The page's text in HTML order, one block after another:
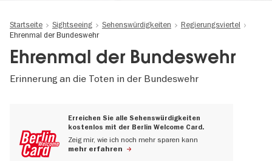
Startseite Sightseeing Sehenswürdigkeiten
Regierungsviertel
Ehrenmal der Bundeswehr
Ehrenmal der Bundeswehr
Erinnerung an die Toten in der Bundeswehr
Erreichen Sie alle Sehenswürdigkeiten
kostenlos mit der Berlin Welcome Card.
Zeig mir, wie ich noch mehr sparen kann
mehr erfahren